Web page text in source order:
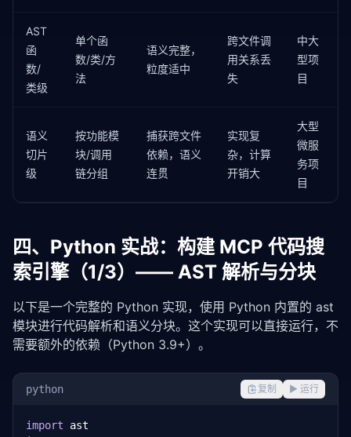
AST
函
数/
类级
单个函
数/类/方
法
语义完整，
粒度适中
跨文件调
用关系丢
失
中大
型项
目
语义
切片
级
按功能模
块/调用
链分组
捕获跨文件
依赖，语义
连贯
实现复
杂，计算
开销大
大型
微服
务项
目
四、Python 实战：构建 MCP 代码搜
索引擎（1/3）—— AST 解析与分块
以下是一个完整的 Python 实现，使用 Python 内置的 ast
模块进行代码解析和语义分块。这个实现可以直接运行，不
需要额外的依赖（Python 3.9+）。
python 复制 ▶ 运行
import